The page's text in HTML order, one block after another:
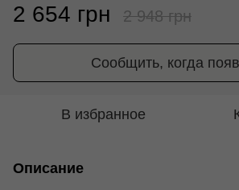
2 654 грн 2 948 грн
Сообщить, когда
В избранное
Описание